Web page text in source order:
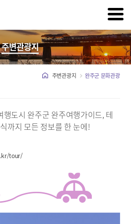
주변관광지
주변관광지 완주군 문화관광
행도시 완주군 완주여행가이드, 테
까지 모든 정보를 한 눈에!
tour/